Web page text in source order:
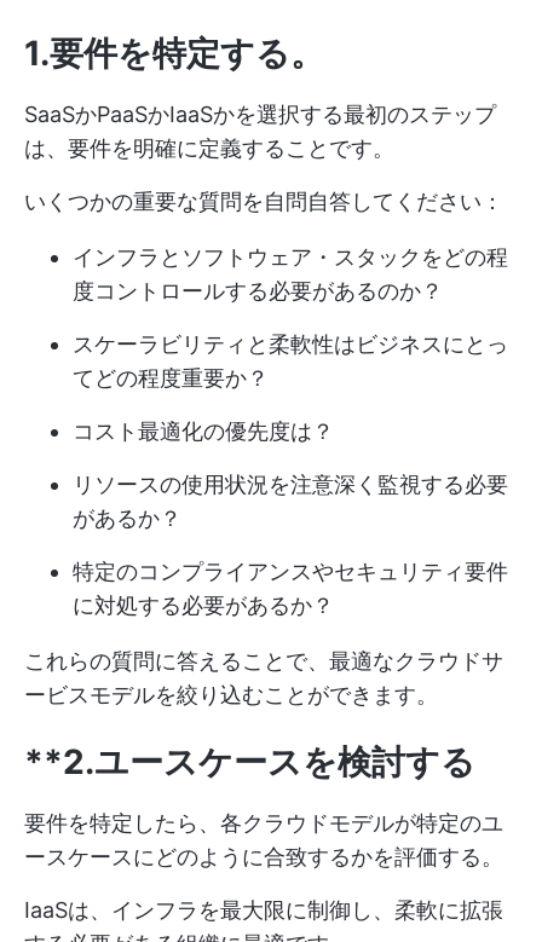
1.要件を特定する。
SaaSかPaaSかIaaSかを選択する最初のステップ
は、要件を明確に定義することです。
いくつかの重要な質問を自問自答してください：
インフラとソフトウェア・スタックをどの程
度コントロールする必要があるのか？
スケーラビリティと柔軟性はビジネスにとっ
てどの程度重要か？
コスト最適化の優先度は？
リソースの使用状況を注意深く監視する必要
があるか？
特定のコンプライアンスやセキュリティ要件
に対処する必要があるか？
これらの質問に答えることで、最適なクラウドサ
ービスモデルを絞り込むことができます。
**2.ユースケースを検討する
要件を特定したら、各クラウドモデルが特定のユ
ースケースにどのように合致するかを評価する。
IaaSは、インフラを最大限に制御し、柔軟に拡張